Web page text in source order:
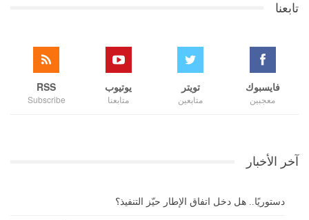
تابعنا
فايسبوك
معجبين
تويتر
متابعين
يوتيوب
متابعنا
RSS
Subscribe
آخر الأخبار
دستوريًا.. هل دخل اتفاق الإطار حيّز التنفيذ؟